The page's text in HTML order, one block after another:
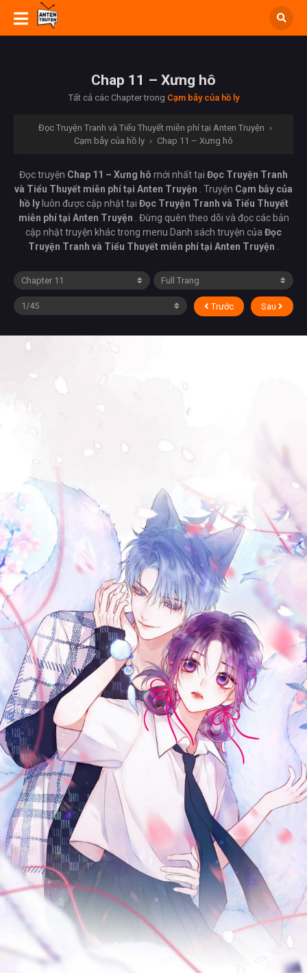
Chap 11 – Xưng hô
Tất cả các Chapter trong Cạm bẫy của hồ ly
Đọc Truyện Tranh và Tiểu Thuyết miễn phí tại Anten Truyện ›
Cạm bẫy của hồ ly › Chap 11 – Xưng hô
Đọc truyện Chap 11 – Xưng hô mới nhất tại Đọc Truyện Tranh
và Tiểu Thuyết miễn phí tại Anten Truyện
. Truyện Cạm bẫy của
hồ ly luôn được cập nhật tại Đọc Truyện Tranh và Tiểu Thuyết
miễn phí tại Anten Truyện
. Đừng quên theo dõi và đọc các bản
cập nhật truyện khác trong menu Danh sách truyện của Đọc
Truyện Tranh và Tiểu Thuyết miễn phí tại Anten Truyện
Trước Sau